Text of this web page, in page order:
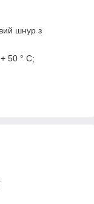
шнур з
50 ° C;